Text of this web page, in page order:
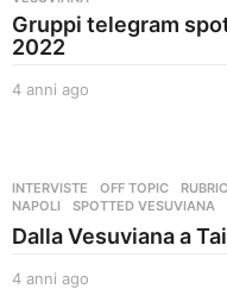
Gruppi telegram
2022
4 anni ago
a
o
INTERVISTE ,OFF TOPIC ,
NAPOLI
,SPOTTED VESUVIANA
Dalla Vesuviana a
4 anni ago